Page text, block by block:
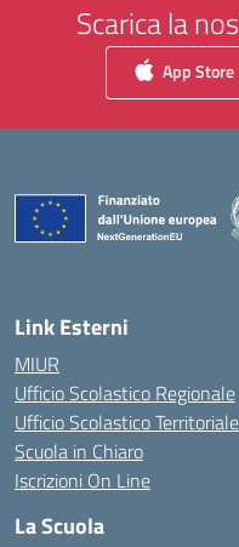
Scarica la
App Store
Link Esterni
MIUR
Ufficio Scolastico Regionale
Ufficio Scolastico Territoriale
Scuola in Chiaro
Iscrizioni On Line
La Scuola